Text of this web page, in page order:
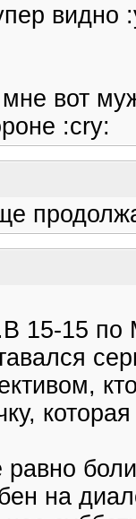
видно
мне вот
:cry:
15-15 по
на